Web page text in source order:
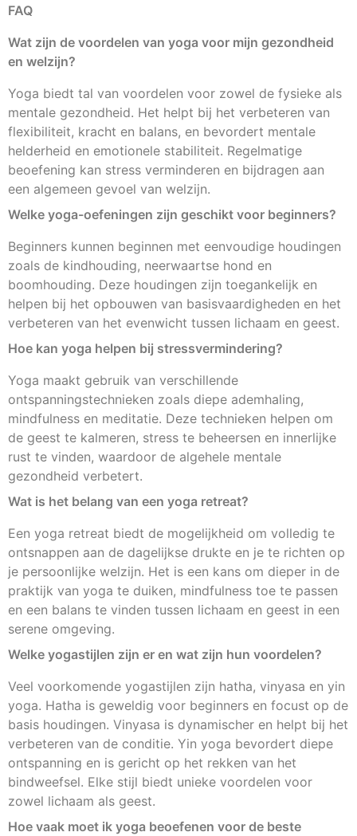
FAQ
Wat zijn de voordelen van yoga voor mijn gezondheid
en welzijn?
Yoga biedt tal van voordelen voor zowel de fysieke als
mentale gezondheid. Het helpt bij het verbeteren van
flexibiliteit, kracht en balans, en bevordert mentale
helderheid en emotionele stabiliteit. Regelmatige
beoefening kan stress verminderen en bijdragen aan
een algemeen gevoel van welzijn.
Welke yoga-oefeningen zijn geschikt voor beginners?
Beginners kunnen beginnen met eenvoudige houdingen
zoals de kindhouding, neerwaartse hond en
boomhouding. Deze houdingen zijn toegankelijk en
helpen bij het opbouwen van basisvaardigheden en het
verbeteren van het evenwicht tussen lichaam en geest.
Hoe kan yoga helpen bij stressvermindering?
Yoga maakt gebruik van verschillende
ontspanningstechnieken zoals diepe ademhaling,
mindfulness en meditatie. Deze technieken helpen om
de geest te kalmeren, stress te beheersen en innerlijke
rust te vinden, waardoor de algehele mentale
gezondheid verbetert.
Wat is het belang van een yoga retreat?
Een yoga retreat biedt de mogelijkheid om volledig te
ontsnappen aan de dagelijkse drukte en je te richten op
je persoonlijke welzijn. Het is een kans om dieper in de
praktijk van yoga te duiken, mindfulness toe te passen
en een balans te vinden tussen lichaam en geest in een
serene omgeving.
Welke yogastijlen zijn er en wat zijn hun voordelen?
Veel voorkomende yogastijlen zijn hatha, vinyasa en yin
yoga. Hatha is geweldig voor beginners en focust op de
basis houdingen. Vinyasa is dynamischer en helpt bij het
verbeteren van de conditie. Yin yoga bevordert diepe
ontspanning en is gericht op het rekken van het
bindweefsel. Elke stijl biedt unieke voordelen voor
zowel lichaam als geest.
Hoe vaak moet ik yoga beoefenen voor de beste